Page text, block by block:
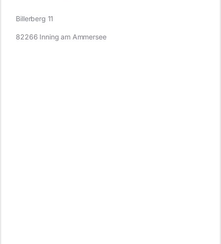
Billerberg 11
82266 Inning am Ammersee